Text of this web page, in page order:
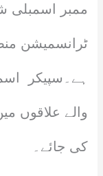
ممبر اسمبلی
ٹرانسمیشن
ہے۔سپیکر
والے علاقوں
کی جائے۔